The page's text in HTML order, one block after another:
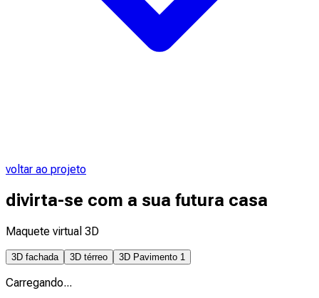
voltar ao projeto
divirta-se com a sua futura casa
Maquete virtual 3D
3D fachada 3D térreo 3D Pavimento 1
Carregando...